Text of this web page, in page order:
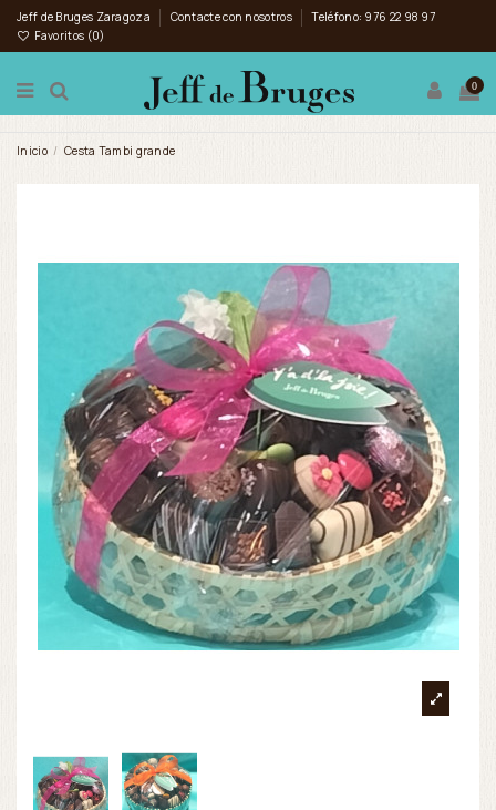
Jeff de Bruges Zaragoza Contacte con nosotros
Teléfono: 976 22 98 97
Favoritos (0)
0
Inicio Cesta Tambi grande